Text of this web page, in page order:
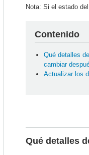
Nota: Si el estado
Contenido
Qué detalles
cambiar
Actualizar los
Qué detalles